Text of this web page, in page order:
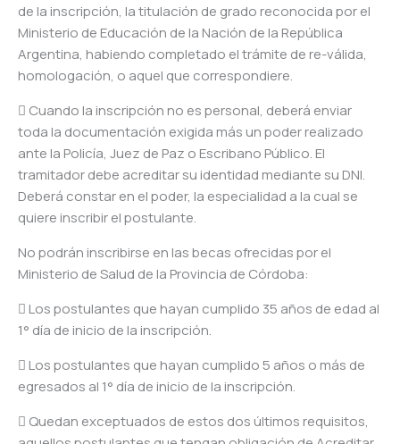
de la inscripción, la titulación de grado reconocida por el
Ministerio de Educación de la Nación de la República
Argentina, habiendo completado el trámite de re-válida,
homologación, o aquel que correspondiere.
 Cuando la inscripción no es personal, deberá enviar
toda la documentación exigida más un poder realizado
ante la Policía, Juez de Paz o Escribano Público. El
tramitador debe acreditar su identidad mediante su DNI.
Deberá constar en el poder, la especialidad a la cual se
quiere inscribir el postulante.
No podrán inscribirse en las becas ofrecidas por el
Ministerio de Salud de la Provincia de Córdoba:
 Los postulantes que hayan cumplido 35 años de edad al
1° día de inicio de la inscripción.
 Los postulantes que hayan cumplido 5 años o más de
egresados al 1° día de inicio de la inscripción.
 Quedan exceptuados de estos dos últimos requisitos,